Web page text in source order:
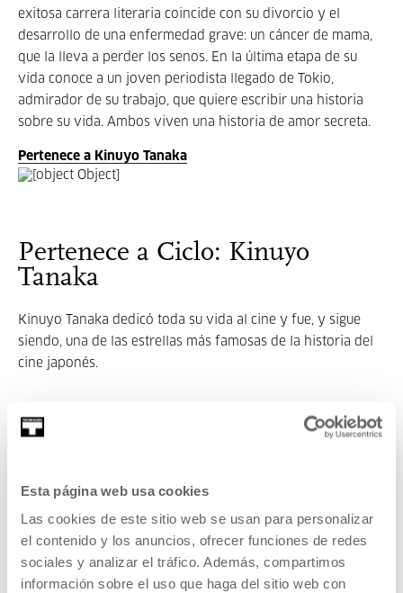
Esta página web usa cookies
Las cookies de este sitio web se usan para personalizar
el contenido y los anuncios, ofrecer funciones de redes
sociales y analizar el tráfico. Además, compartimos
información sobre el uso que haga del sitio web con
exitosa carrera literaria coincide con su divorcio y el
desarrollo de una enfermedad grave: un cáncer de mama,
que la lleva a perder los senos. En la última etapa de su
vida conoce a un joven periodista llegado de Tokio,
admirador de su trabajo, que quiere escribir una historia
sobre su vida. Ambos viven una historia de amor secreta.
Pertenece a Kinuyo Tanaka
Pertenece a Ciclo: Kinuyo
Tanaka
Kinuyo Tanaka dedicó toda su vida al cine y fue, y sigue
siendo, una de las estrellas más famosas de la historia del
cine japonés.